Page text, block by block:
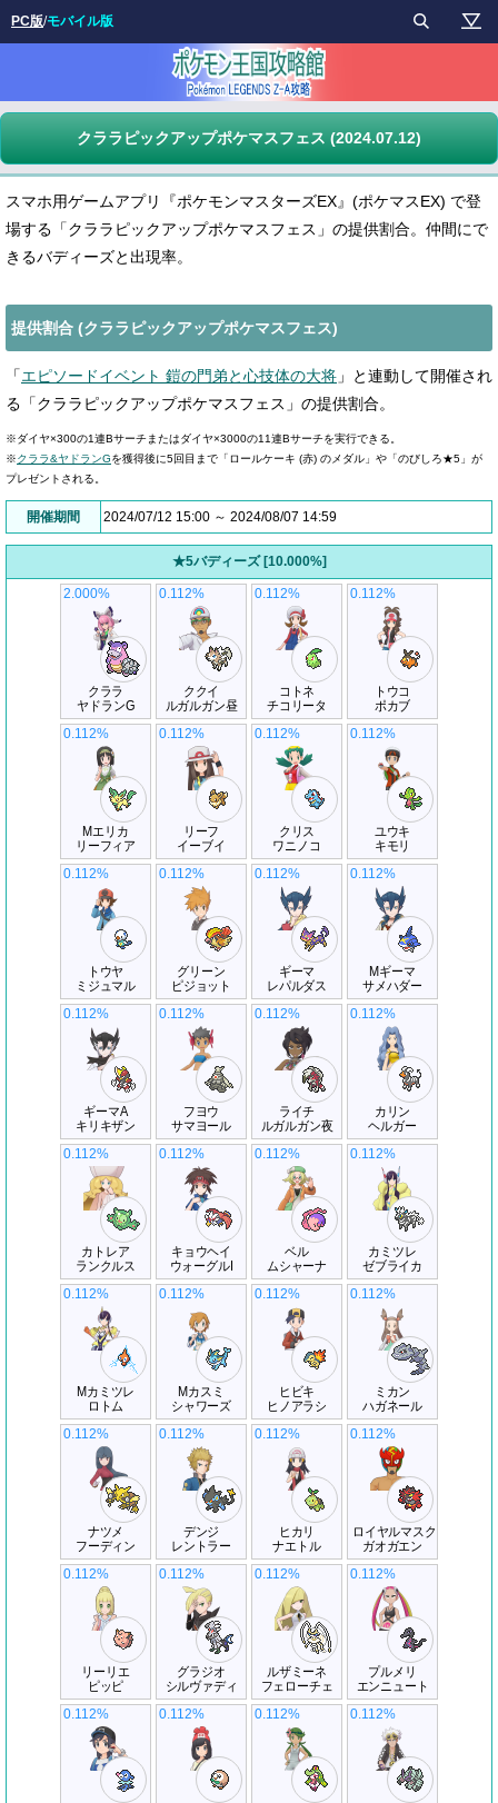
クララピックアップポケマスフェス (2024.07.12)
スマホ用ゲームアプリ『ポケモンマスターズEX』(ポケマスEX) で登
場する「クララピックアップポケマスフェス」の提供割合。仲間にで
きるバディーズと出現率。
提供割合 (クララピックアップポケマスフェス)
「エピソードイベント 鎧の門弟と心技体の大将 」と連動して開催され
る「クララピックアップポケマスフェス」の提供割合。
※ダイヤ×300の1連Bサーチまたはダイヤ×3000の11連Bサーチを実行できる。
※クララ&ヤドランGを獲得後に5回目まで「ロールケーキ (赤) のメダル」や「のびしろ★5」が
プレゼントされる。
開催期間 2024/07/12 15:00 ～ 2024/08/07 14:59
★5バディーズ [10.000%]
クララ
ヤドランG
2.000%
ククイ
ルガルガン昼
0.112%
コトネ
チコリータ
0.112%
トウコ
ポカブ
0.112%
Mエリカ
リーフィア
0.112%
リーフ
イーブイ
0.112%
クリス
ワニノコ
0.112%
ユウキ
キモリ
0.112%
トウヤ
ミジュマル
0.112%
グリーン
ピジョット
0.112%
ギーマ
レパルダス
0.112%
Mギーマ
サメハダー
0.112%
ギーマA
キリキザン
0.112%
フヨウ
サマヨール
0.112%
ライチ
ルガルガン夜
0.112%
カリン
ヘルガー
0.112%
カトレア
ランクルス
0.112%
キョウヘイ
ウォーグルI
0.112%
ベル
ムシャーナ
0.112%
カミツレ
ゼブライカ
0.112%
Mカミツレ
ロトム
0.112%
Mカスミ
シャワーズ
0.112%
ヒビキ
ヒノアラシ
0.112%
ミカン
ハガネール
0.112%
ナツメ
フーディン
0.112%
デンジ
レントラー
0.112%
ヒカリ
ナエトル
0.112%
ロイヤルマスク
ガオガエン
0.112%
リーリエ
ピッピ
0.112%
グラジオ
シルヴァディ
0.112%
ルザミーネ
フェローチェ
0.112%
プルメリ
エンニュート
0.112%
0.112% 0.112% 0.112% 0.112%
PC版/モバイル版